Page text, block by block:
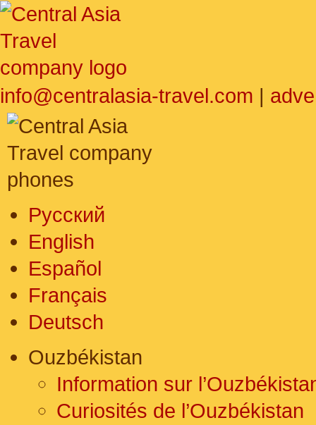
info@centralasia-travel.com |
Русский
English
Español
Français
Deutsch
Ouzbékistan
Information sur
Curiosités de l’Ouzbékistan